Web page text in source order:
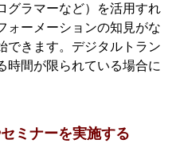
グラマーなど）を活用すれ
ォーメーションの知見がな
できます。デジタルトラン
時間が限られている場合に
ミナーを実施する